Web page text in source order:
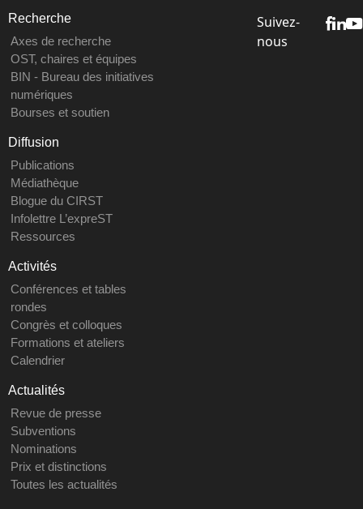
Recherche
Axes de recherche
OST, chaires et équipes
BIN - Bureau des initiatives
numériques
Bourses et soutien
Diffusion
Publications
Médiathèque
Blogue du CIRST
Infolettre L’expreST
Ressources
Activités
Conférences et tables
rondes
Congrès et colloques
Formations et ateliers
Calendrier
Actualités
Revue de presse
Subventions
Nominations
Prix et distinctions
Toutes les actualités
Suivez-
nous